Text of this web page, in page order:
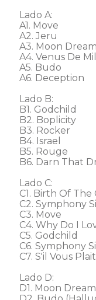
Lado A:
A1. Move
A2. Jeru
A3. Moon
A4. Venus De
A5. Budo
A6. Deception
Lado B:
B1. Godchild
B2. Boplicity
B3. Rocker
B4. Israel
B5. Rouge
B6. Darn That
Lado C:
C1. Birth Of
C2. Symphony
C3. Move
C4. Why Do I
C5. Godchild
C6. Symphony
C7. S'il Vous Plait
Lado D:
D1. Moon